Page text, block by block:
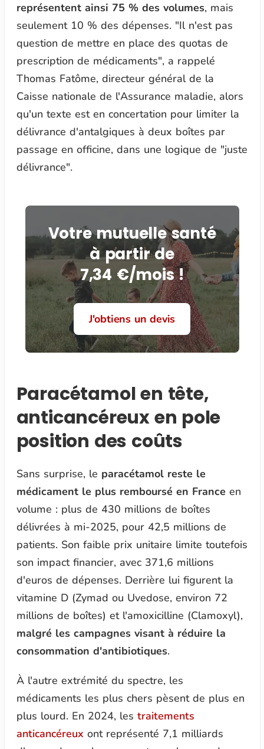
représentent ainsi 75 % des volumes, mais
seulement 10 % des dépenses. "Il n'est pas
question de mettre en place des quotas de
prescription de médicaments", a rappelé
Thomas Fatôme, directeur général de la
Caisse nationale de l'Assurance maladie, alors
qu'un texte est en concertation pour limiter la
délivrance d'antalgiques à deux boîtes par
passage en officine, dans une logique de "juste
délivrance".
Votre mutuelle santé
à partir de
7,34 €/mois !
J'obtiens un devis
Paracétamol en tête,
anticancéreux en pole
position des coûts
Sans surprise, le paracétamol reste le
médicament le plus remboursé en France en
volume : plus de 430 millions de boîtes
délivrées à mi-2025, pour 42,5 millions de
patients. Son faible prix unitaire limite toutefois
son impact financier, avec 371,6 millions
d'euros de dépenses. Derrière lui figurent la
vitamine D (Zymad ou Uvedose, environ 72
millions de boîtes) et l'amoxicilline (Clamoxyl),
malgré les campagnes visant à réduire la
consommation d'antibiotiques.
À l'autre extrémité du spectre, les
médicaments les plus chers pèsent de plus en
plus lourd. En 2024, les traitements
anticancéreux ont représenté 7,1 milliards